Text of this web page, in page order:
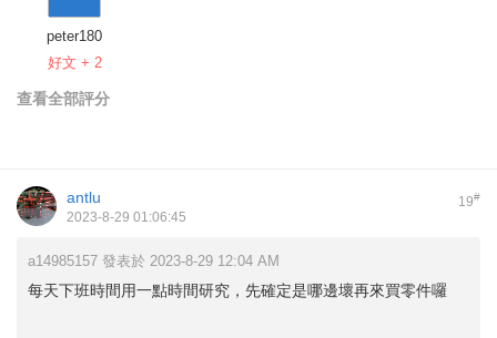
peter180
好文 + 2
查看全部評分
19#
antlu
2023-8-29 01:06:45
a14985157 發表於 2023-8-29 12:04 AM
每天下班時間用一點時間研究，先確定是哪邊壞再來買零件囉